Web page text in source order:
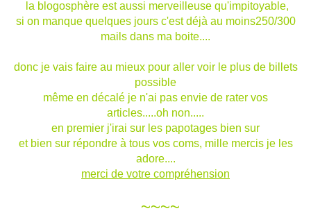
la blogosphère est aussi merveilleuse qu'impitoyable,
si on manque quelques jours c'est déjà au moins250/300
mails dans ma boite....
donc je vais faire au mieux pour aller voir le plus de billets
possible
même en décalé je n'ai pas envie de rater vos
articles.....oh non.....
en premier j'irai sur les papotages bien sur
et bien sur répondre à tous vos coms, mille mercis je les
adore....
merci de votre compréhension
~~~~